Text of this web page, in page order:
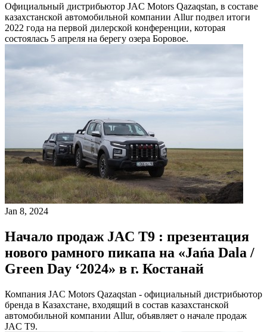
Официальный дистрибьютор JAC Motors Qazaqstan, в составе
казахстанской автомобильной компании Allur подвел итоги
2022 года на первой дилерской конференции, которая
состоялась 5 апреля на берегу озера Боровое.
Jan 8, 2024
Начало продаж JAC T9 : презентация
нового рамного пикапа на «Jańa Dala /
Green Day ‘2024» в г. Костанай
Компания JAC Motors Qazaqstan - официальный дистрибьютор
бренда в Казахстане, входящий в состав казахстанской
автомобильной компании Allur, объявляет о начале продаж
JAC T9.